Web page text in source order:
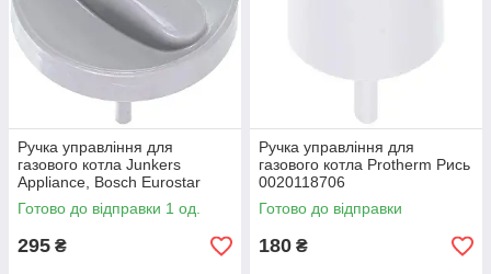
Ручка управління для
газового котла Junkers
Appliance, Bosch Eurostar
87020001700
Готово до відправки 1 од.
295 ₴
Ручка управління для
газового котла Protherm Рись
0020118706
Готово до відправки
180 ₴